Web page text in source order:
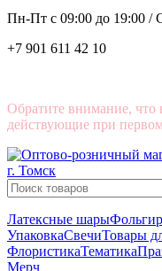
Пн-Пт с 09:00 до 19:00 /
+7 901 611 42 10
Обратите внимание, что
действующие при первом
Латексные шары
УпаковкаСвечиТовары
ФлористикаТематика
Мерч